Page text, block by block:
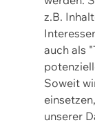
z.B.
auch als
Soweit
unserer